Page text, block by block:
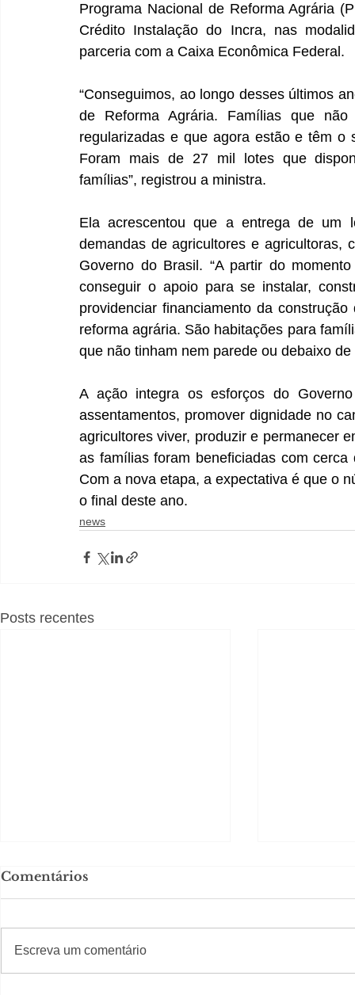
Programa Nacional de Reforma Agrária
Crédito Instalação do Incra, nas
parceria com a Caixa Econômica Federal.
“Conseguimos, ao longo desses últimos
de Reforma Agrária. Famílias que
regularizadas e que agora estão e têm
Foram mais de 27 mil lotes que
famílias”, registrou a ministra.
Ela acrescentou que a entrega de um
demandas de agricultores e agricultoras,
Governo do Brasil. “A partir do
conseguir o apoio para se instalar,
providenciar financiamento da
reforma agrária. São habitações para
que não tinham nem parede ou debaixo
A ação integra os esforços do
assentamentos, promover dignidade no
agricultores viver, produzir e permanecer
as famílias foram beneficiadas com
Com a nova etapa, a expectativa é que o
o final deste ano.
news
Posts recentes
Comentários
Escreva um comentário
#Sugestões